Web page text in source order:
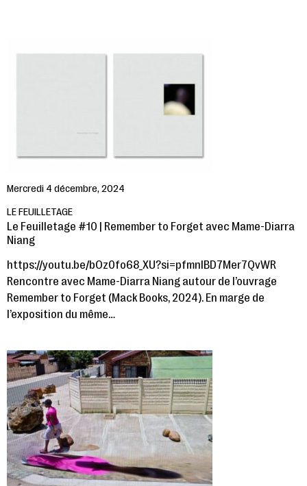
Mercredi 4 décembre, 2024
LE FEUILLETAGE
Le Feuilletage #10 | Remember to Forget avec Mame-Diarra
Niang
https://youtu.be/bOz0fo68_XU?si=pfmnlBD7Mer7QvWR
Rencontre avec Mame-Diarra Niang autour de l’ouvrage
Remember to Forget (Mack Books, 2024). En marge de
l’exposition du même…